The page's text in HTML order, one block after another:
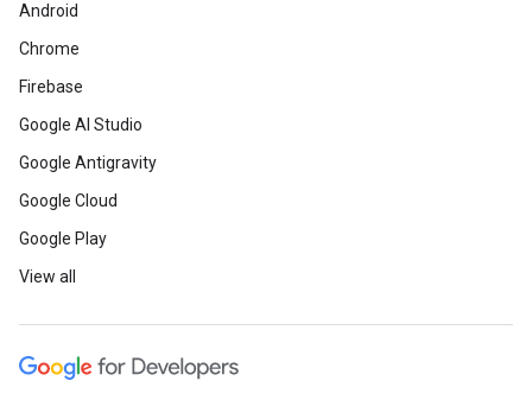
Android
Chrome
Firebase
Google AI Studio
Google Antigravity
Google Cloud
Google Play
View all